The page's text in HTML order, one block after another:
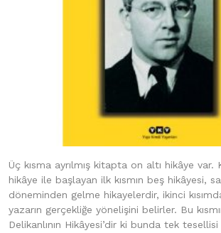
Üç kısma ayrılmış kitapta on altı hikâye var.
hikâye ile başlayan ilk kısmın beş hikâyesi,
döneminden gelme hikayelerdir, ikinci
yazarın gerçekliğe yönelişini belirler. Bu
Delikanlının Hikâyesi’dir ki bunda tek